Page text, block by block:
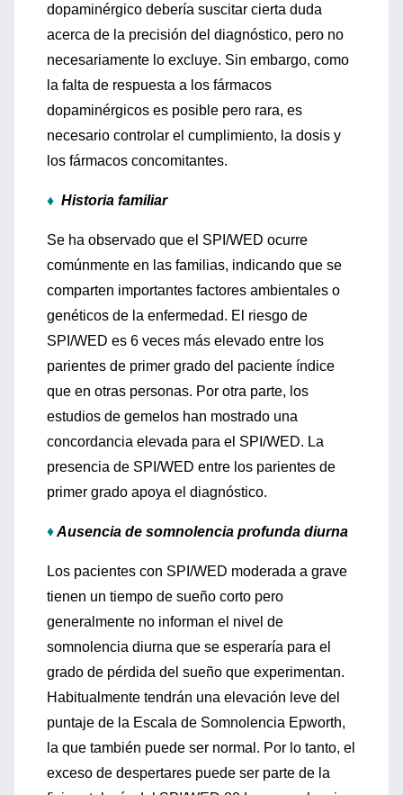
dopaminérgico debería suscitar cierta duda
acerca de la precisión del diagnóstico, pero no
necesariamente lo excluye. Sin embargo, como
la falta de respuesta a los fármacos
dopaminérgicos es posible pero rara, es
necesario controlar el cumplimiento, la dosis y
los fármacos concomitantes.
♦ Historia familiar
Se ha observado que el SPI/WED ocurre
comúnmente en las familias, indicando que se
comparten importantes factores ambientales o
genéticos de la enfermedad. El riesgo de
SPI/WED es 6 veces más elevado entre los
parientes de primer grado del paciente índice
que en otras personas. Por otra parte, los
estudios de gemelos han mostrado una
concordancia elevada para el SPI/WED. La
presencia de SPI/WED entre los parientes de
primer grado apoya el diagnóstico.
♦Ausencia de somnolencia profunda diurna
Los pacientes con SPI/WED moderada a grave
tienen un tiempo de sueño corto pero
generalmente no informan el nivel de
somnolencia diurna que se esperaría para el
grado de pérdida del sueño que experimentan.
Habitualmente tendrán una elevación leve del
puntaje de la Escala de Somnolencia Epworth,
la que también puede ser normal. Por lo tanto, el
exceso de despertares puede ser parte de la